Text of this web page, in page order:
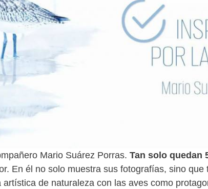
Mario Suárez Porras. Tan solo quedan
En él no solo muestra sus fotografías, sino
de naturaleza con las aves como